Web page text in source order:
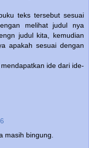
teks tersebut sesuai
melihat judul nya
judul kita, kemudian
apakah sesuai dengan
ide dari ide-
masih bingung.